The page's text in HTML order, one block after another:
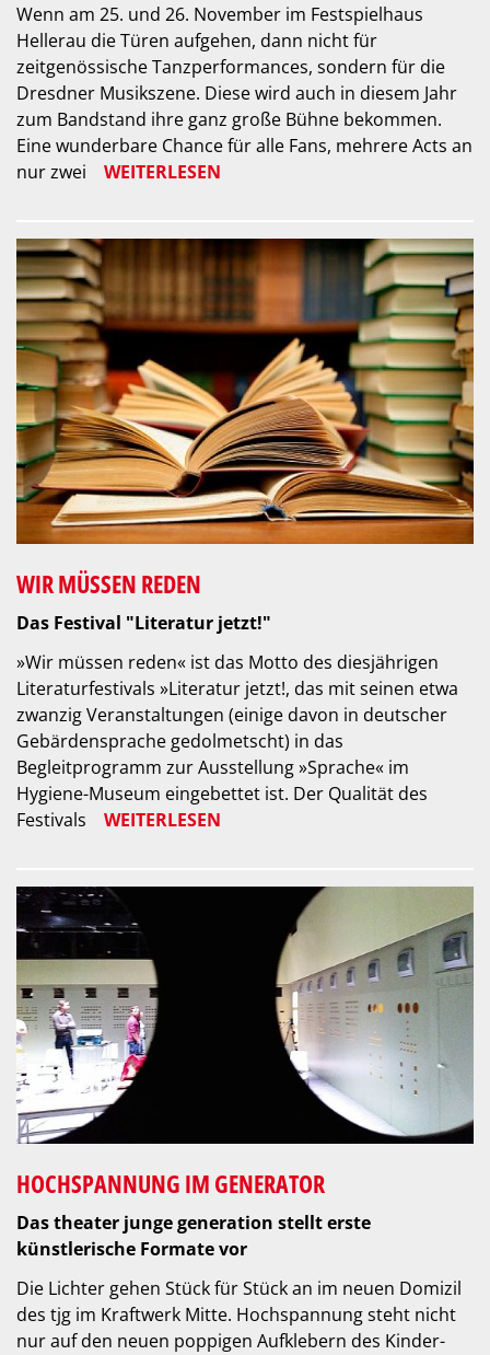
Wenn am 25. und 26. November im Festspielhaus
Hellerau die Türen aufgehen, dann nicht für
zeitgenössische Tanzperformances, sondern für die
Dresdner Musikszene. Diese wird auch in diesem Jahr
zum Bandstand ihre ganz große Bühne bekommen.
Eine wunderbare Chance für alle Fans, mehrere Acts an
nur zwei
WEITERLESEN
WIR MÜSSEN REDEN
Das Festival "Literatur jetzt!"
»Wir müssen reden« ist das Motto des diesjährigen
Literaturfestivals »Literatur jetzt!, das mit seinen etwa
zwanzig Veranstaltungen (einige davon in deutscher
Gebärdensprache gedolmetscht) in das
Begleitprogramm zur Ausstellung »Sprache« im
Hygiene-Museum eingebettet ist. Der Qualität des
Festivals
WEITERLESEN
HOCHSPANNUNG IM GENERATOR
Das theater junge generation stellt erste
künstlerische Formate vor
Die Lichter gehen Stück für Stück an im neuen Domizil
des tjg im Kraftwerk Mitte. Hochspannung steht nicht
nur auf den neuen poppigen Aufklebern des Kinder-